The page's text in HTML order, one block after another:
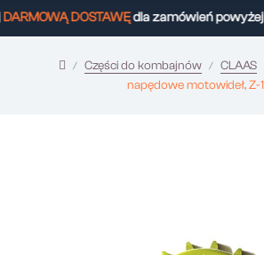
DOSTAWĘdla zamówień powyżej
Części do kombajnów CLAAS
napędowe motowideł, Z-